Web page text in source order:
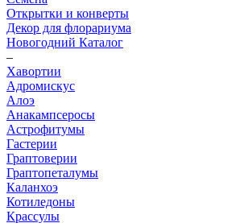
Открытки и конверты
Декор для флорариума
Новогодний Каталог
–
Хавортии
Адромискус
Алоэ
Анакампсеросы
Астрофитумы
Гастерии
Граптоверии
Граптопеталумы
Каланхоэ
Котиледоны
Крассулы